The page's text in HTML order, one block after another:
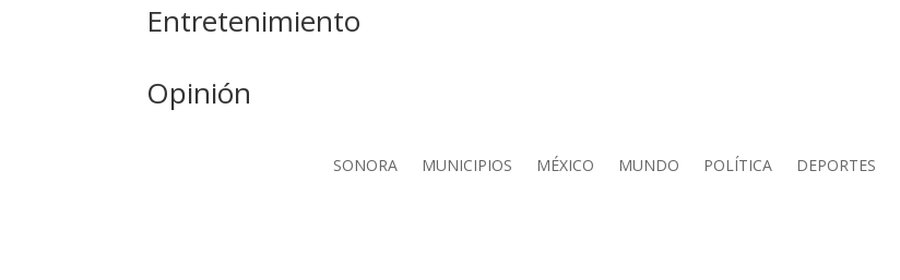
Entretenimiento
Opinión
SONORA MUNICIPIOS MÉXICO MUNDO POLÍTICA DEPORTES